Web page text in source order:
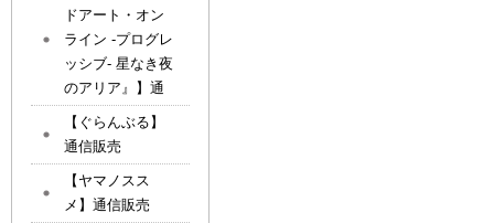
ドアート・オン
ライン -プログレ
ッシブ- 星なき夜
のアリア』】通
【ぐらんぶる】
通信販売
【ヤマノスス
メ】通信販売